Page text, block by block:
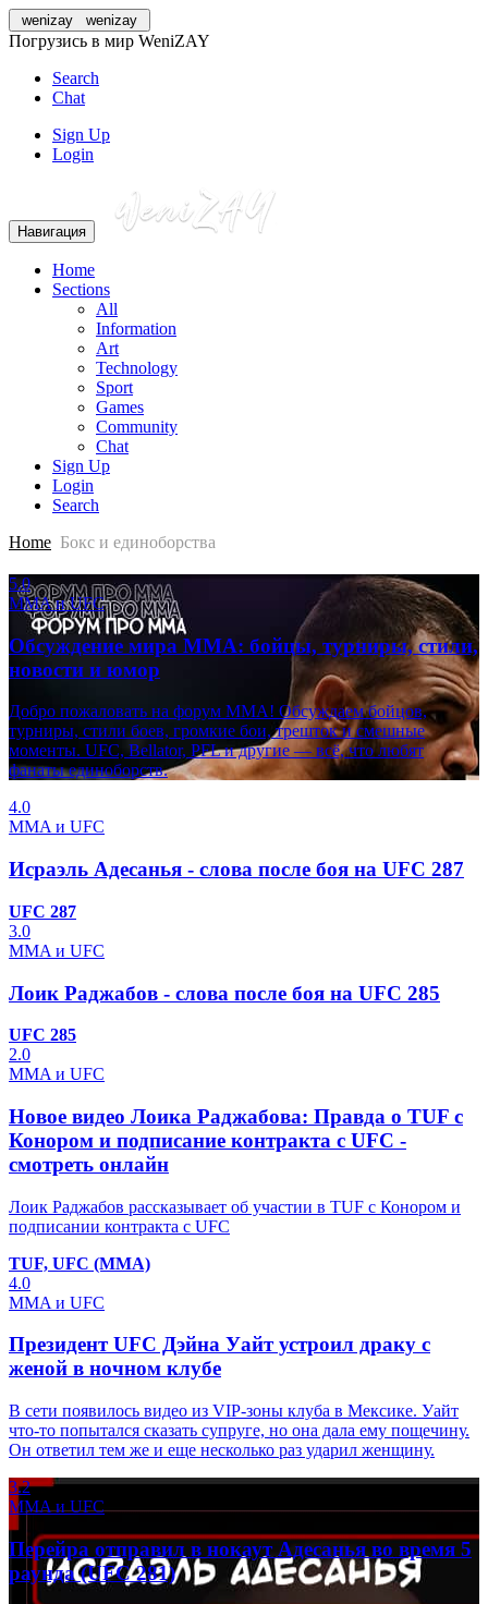
wenizay wenizay
Погрузись в мир WeniZAY
Search
Chat
Sign Up
Login
Навигация
Home
Sections
All
Information
Art
Technology
Sport
Games
Community
Chat
Sign Up
Login
Search
Home Бокс и единоборства
5.0
MMA и UFC
Обсуждение мира MMA: бойцы, турниры, стили,
новости и юмор
Добро пожаловать на форум MMA! Обсуждаем бойцов,
турниры, стили боев, громкие бои, трешток и смешные
моменты. UFC, Bellator, PFL и другие — всё, что любят
фанаты единоборств.
4.0
MMA и UFC
Исраэль Адесанья - слова после боя на UFC 287
UFC 287
3.0
MMA и UFC
Лоик Раджабов - слова после боя на UFC 285
UFC 285
2.0
MMA и UFC
Новое видео Лоика Раджабова: Правда о TUF с
Конором и подписание контракта с UFC -
смотреть онлайн
Лоик Раджабов рассказывает об участии в TUF с Конором и
подписании контракта с UFC
TUF, UFC (ММА)
4.0
MMA и UFC
Президент UFC Дэйна Уайт устроил драку с
женой в ночном клубе
В сети появилось видео из VIP-зоны клуба в Мексике. Уайт
что-то попытался сказать супруге, но она дала ему пощечину.
Он ответил тем же и еще несколько раз ударил женщину.
3.2
MMA и UFC
Перейра отправил в нокаут Адесанья во время 5
раунда (UFC 281)